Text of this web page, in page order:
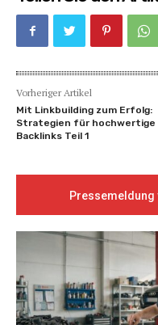
Vorheriger Artikel
Mit Linkbuilding zum Erfolg:
Strategien für hochwertige
Backlinks Teil 1